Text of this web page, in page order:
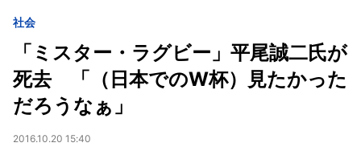
社会
「ミスター・ラグビー」平尾誠二氏が
死去 「（日本でのW杯）見たかった
だろうなぁ」
2016.10.20 15:40